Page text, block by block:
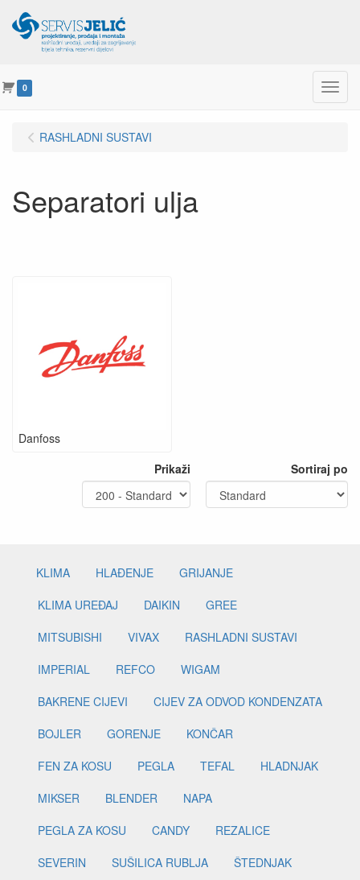
0 Menu
RASHLADNI SUSTAVI
Separatori ulja
Danfoss
Prikaži
Sortiraj po
KLIMA HLAĐENJE
GRIJANJE
KLIMA UREĐAJ
DAIKIN
GREE
MITSUBISHI
VIVAX
RASHLADNI SUSTAVI
IMPERIAL
REFCO
WIGAM
BAKRENE CIJEVI
CIJEV ZA ODVOD KONDENZATA
BOJLER
GORENJE
KONČAR
FEN ZA KOSU
PEGLA TEFAL
HLADNJAK
MIKSER
BLENDER
NAPA
PEGLA ZA KOSU
CANDY
REZALICE
SEVERIN
SUŠILICA RUBLJA
ŠTEDNJAK